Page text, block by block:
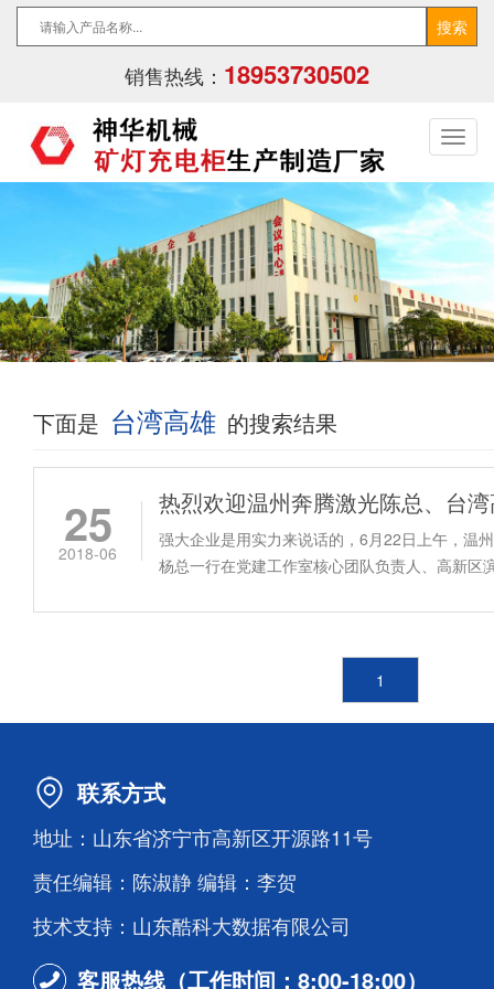
销售热线： 18953730502
下面是 台湾高雄 的搜索结果
25
2018-06
强大企业是用实力来说话的，6月22日上午，温
杨总一行在党建工作室核心团队负责人、高新区
1
联系方式
地址：山东省济宁市高新区开源路11号
责任编辑：陈淑静 编辑：李贺
技术支持：山东酷科大数据有限公司
客服热线（工作时间：8:00-18:00）